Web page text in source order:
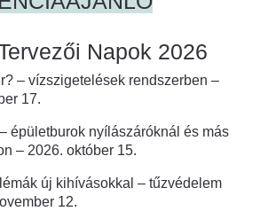
Napok 2026
– vízszigetelések rendszerben –
17.
épületburok nyílászáróknál és más
– 2026. október 15.
új kihívásokkal – tűzvédelem
12.